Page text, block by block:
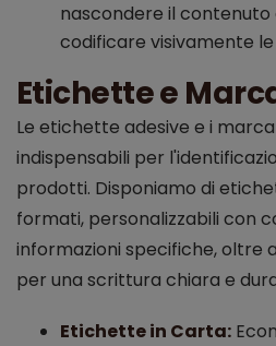
nascondere il
codificare visivamente le
Etichette e
Le etichette adesive e i
indispensabili per
prodotti. Disponiamo di
formati, personalizzabili con
informazioni specifiche, oltre
per una scrittura chiara e
Etichette in Carta: